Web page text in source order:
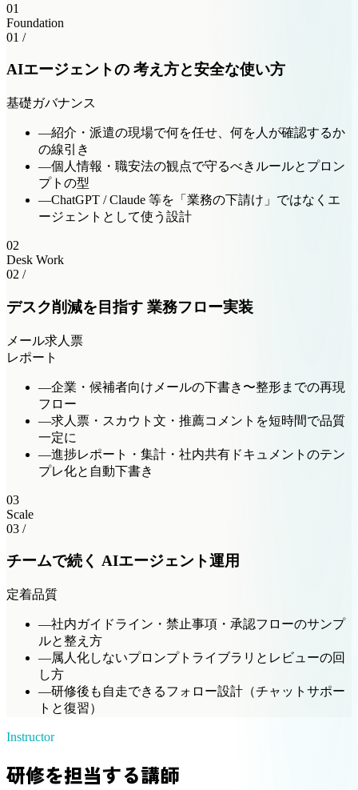
01
Foundation
01 /
AIエージェントの 考え方と安全な使い方
基礎ガバナンス
—紹介・派遣の現場で何を任せ、何を人が確認するか
の線引き
—個人情報・職安法の観点で守るべきルールとプロン
プトの型
—ChatGPT / Claude 等を「業務の下請け」ではなくエ
ージェントとして使う設計
02
Desk Work
02 /
デスク削減を目指す 業務フロー実装
メール求人票
レポート
—企業・候補者向けメールの下書き〜整形までの再現
フロー
—求人票・スカウト文・推薦コメントを短時間で品質
一定に
—進捗レポート・集計・社内共有ドキュメントのテン
プレ化と自動下書き
03
Scale
03 /
チームで続く AIエージェント運用
定着品質
—社内ガイドライン・禁止事項・承認フローのサンプ
ルと整え方
—属人化しないプロンプトライブラリとレビューの回
し方
—研修後も自走できるフォロー設計（チャットサポー
トと復習）
Instructor
研修を担当する講師